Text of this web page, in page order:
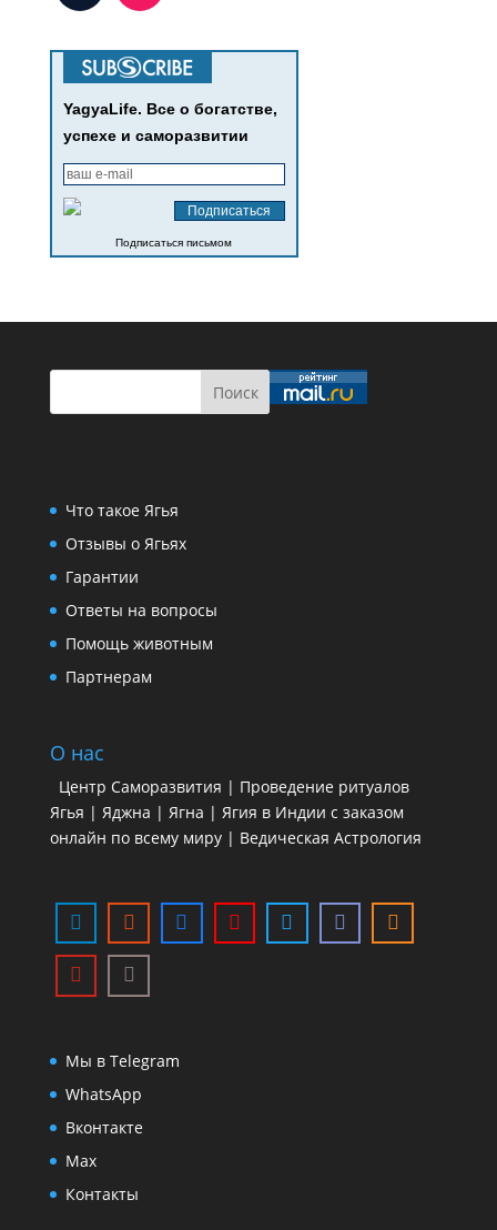
YagyaLife. Все о богатстве,
успехе и саморазвитии
Подписаться письмом
Что такое Ягья
Отзывы о Ягьях
Гарантии
Ответы на вопросы
Помощь животным
Партнерам
О нас
Центр Саморазвития | Проведение ритуалов
Ягья | Яджна | Ягна | Ягия в Индии с заказом
онлайн по всему миру | Ведическая Астрология
Мы в Telegram
WhatsApp
Вконтакте
Max
Контакты